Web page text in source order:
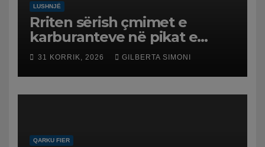
LUSHNJË
Rriten sërish çmimet e
karburanteve në pikat e
karburanteve në Lushnjë.
Tensionet në Lindjen e
Mesme shtrenjtojnë naftën
dhe benzinën në vend
31 KORRIK, 2026 GILBERTA SIMONI
QARKU FIER